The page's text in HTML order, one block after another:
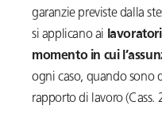
garanzie previste dalla
si applicano ai
momento in cui
ogni caso, quando sono
rapporto di lavoro (Cass.